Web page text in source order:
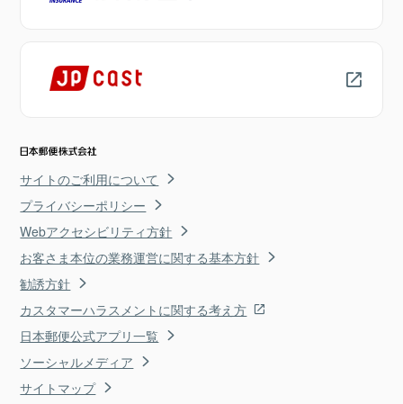
サイトのご利用について
プライバシーポリシー
Webアクセシビリティ方針
お客さま本位の業務運営に関する基本方針
勧誘方針
カスタマーハラスメントに関する考え方
日本郵便公式アプリ一覧
ソーシャルメディア
サイトマップ